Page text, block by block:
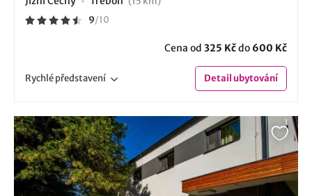
9/10
Cena od 325 Kčdo 600 Kč
Rychlépředstavení Detailubytování